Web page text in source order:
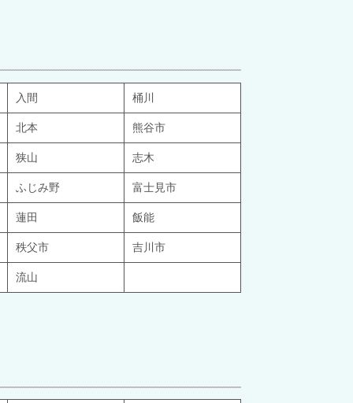
入間 桶川
北本 熊谷市
狭山 志木
ふじみ野 富士見市
蓮田 飯能
秩父市 吉川市
流山